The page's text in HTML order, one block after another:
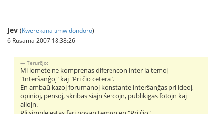
Jev (Kwerekana umwidondoro)
6 Rusama 2007 18:38:26
Terurĉjo:
Mi iomete ne komprenas diferencon inter la temoj
"Interŝanĝoj" kaj "Pri ĉio cetera".
En ambaŭ kazoj forumanoj konstante interŝanĝas pri ideoj,
opinioj, pensoj, skribas siajn ŝercojn, publikigas fotojn kaj
aliojn.